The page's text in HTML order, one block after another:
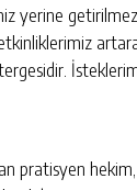
yerine
pratisyen hekim,